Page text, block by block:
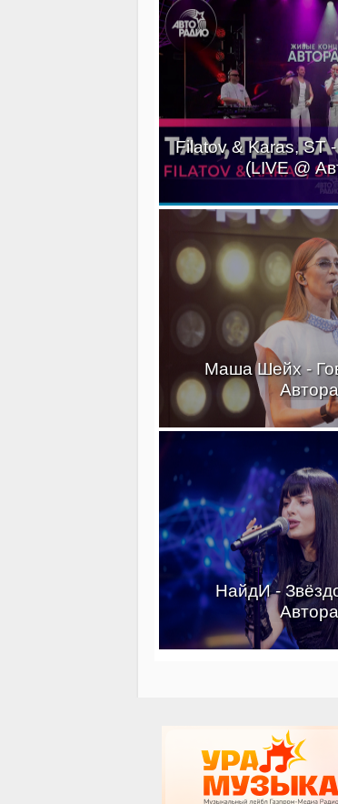
Filatov & Karas, ST
(LIVE @
Маша Шейх -
НайдИ -